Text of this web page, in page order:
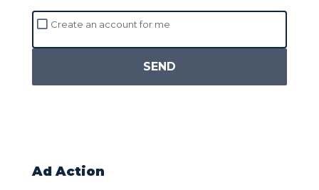
Create an account for me
SEND
Ad Action